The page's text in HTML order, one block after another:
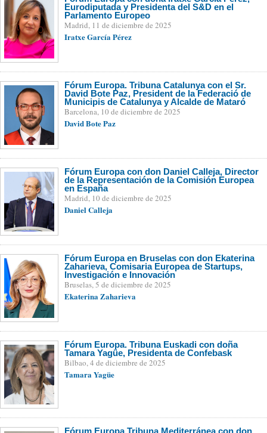
Eurodiputada y Presidenta del S&D en el
Parlamento Europeo
Madrid, 11 de diciembre de 2025
Iratxe García Pérez
Fórum Europa. Tribuna Catalunya con el Sr.
David Bote Paz, President de la Federació de
Municipis de Catalunya y Alcalde de Mataró
Barcelona, 10 de diciembre de 2025
David Bote Paz
Fórum Europa con don Daniel Calleja, Director
de la Representación de la Comisión Europea
en España
Madrid, 10 de diciembre de 2025
Daniel Calleja
Fórum Europa en Bruselas con don Ekaterina
Zaharieva, Comisaria Europea de Startups,
Investigación e Innovación
Bruselas, 5 de diciembre de 2025
Ekaterina Zaharieva
Fórum Europa. Tribuna Euskadi con doña
Tamara Yagüe, Presidenta de Confebask
Bilbao, 4 de diciembre de 2025
Tamara Yagüe
Fórum Europa Tribuna Mediterránea con don